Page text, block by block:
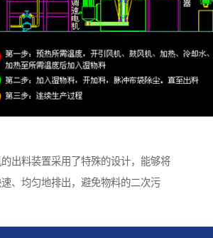
出料装置采用了特殊的设计，能够将
、均匀地排出，避免物料的二次污